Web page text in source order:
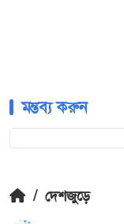
মন্তব্য করুন
/ দেশজুড়ে